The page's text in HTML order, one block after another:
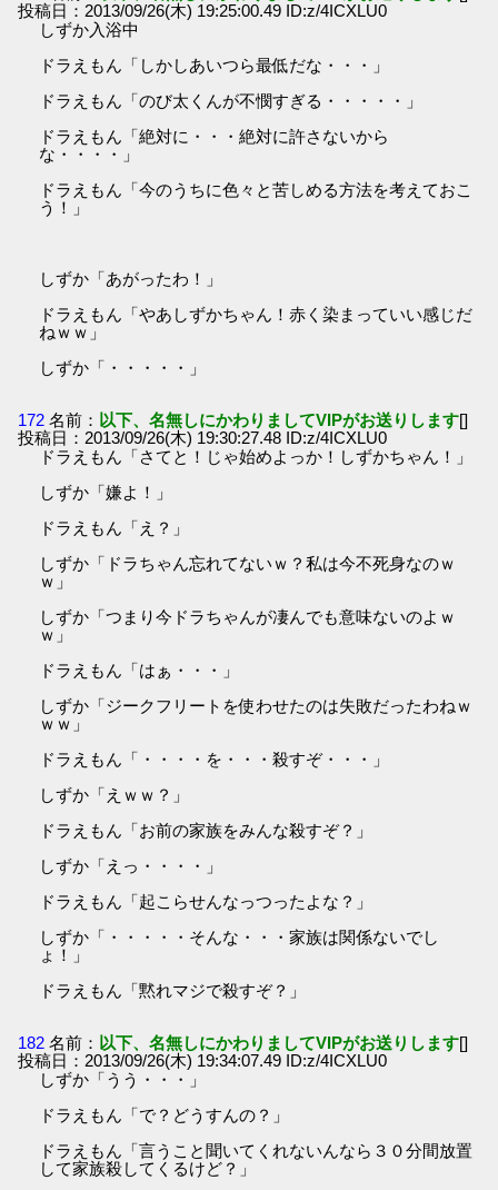
投稿日：2013/09/26(木) 19:25:00.49 ID:z/4ICXLU0
しずか入浴中
ドラえもん「しかしあいつら最低だな・・・」
ドラえもん「のび太くんが不憫すぎる・・・・・」
ドラえもん「絶対に・・・絶対に許さないから
な・・・・」
ドラえもん「今のうちに色々と苦しめる方法を考えておこ
う！」
しずか「あがったわ！」
ドラえもん「やあしずかちゃん！赤く染まっていい感じだ
ねｗｗ」
しずか「・・・・・」
172 名前： 以下、名無しにかわりましてVIPがお送りします[]
投稿日：2013/09/26(木) 19:30:27.48 ID:z/4ICXLU0
ドラえもん「さてと！じゃ始めよっか！しずかちゃん！」
しずか「嫌よ！」
ドラえもん「え？」
しずか「ドラちゃん忘れてないｗ？私は今不死身なのｗ
ｗ」
しずか「つまり今ドラちゃんが凄んでも意味ないのよｗ
ｗ」
ドラえもん「はぁ・・・」
しずか「ジークフリートを使わせたのは失敗だったわねｗ
ｗｗ」
ドラえもん「・・・・を・・・殺すぞ・・・」
しずか「えｗｗ？」
ドラえもん「お前の家族をみんな殺すぞ？」
しずか「えっ・・・・」
ドラえもん「起こらせんなっつったよな？」
しずか「・・・・・そんな・・・家族は関係ないでし
ょ！」
ドラえもん「黙れマジで殺すぞ？」
182 名前： 以下、名無しにかわりましてVIPがお送りします[]
投稿日：2013/09/26(木) 19:34:07.49 ID:z/4ICXLU0
しずか「うう・・・」
ドラえもん「で？どうすんの？」
ドラえもん「言うこと聞いてくれないんなら３０分間放置
して家族殺してくるけど？」